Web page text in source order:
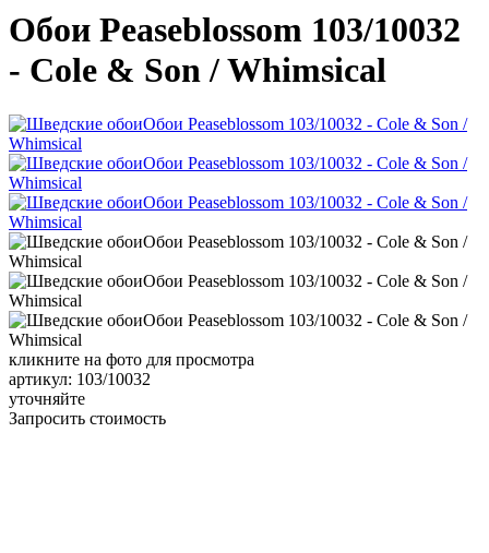
Обои Peaseblossom 103/10032
- Cole & Son / Whimsical
кликните на фото для просмотра
артикул: 103/10032
уточняйте
Запросить стоимость